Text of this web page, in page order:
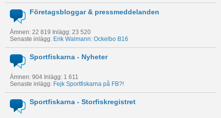
Företagsbloggar & pressmeddelanden
Ämnen: 22 819 Inlägg: 23 520
Senaste inlägg: Erik Walmann: Ockelbo B16
Sportfiskarna - Nyheter
Ämnen: 904 Inlägg: 1 611
Senaste inlägg: Fejk Sportfiskarna på FB?!
Sportfiskarna - Storfiskregistret